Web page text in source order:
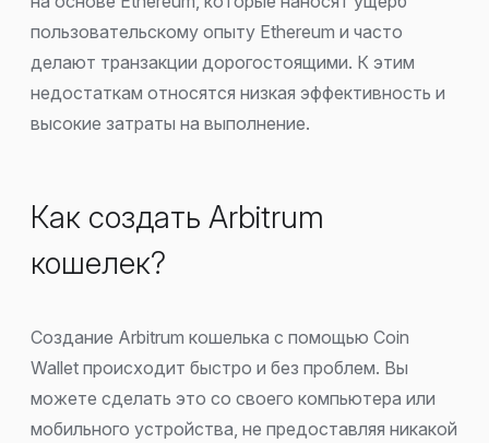
пользовательскому опыту Ethereum и часто
делают транзакции дорогостоящими. К этим
недостаткам относятся низкая эффективность и
высокие затраты на выполнение.
Как создать Arbitrum
кошелек?
Создание Arbitrum кошелька с помощью Coin
Wallet происходит быстро и без проблем. Вы
можете сделать это со своего компьютера или
мобильного устройства, не предоставляя никакой